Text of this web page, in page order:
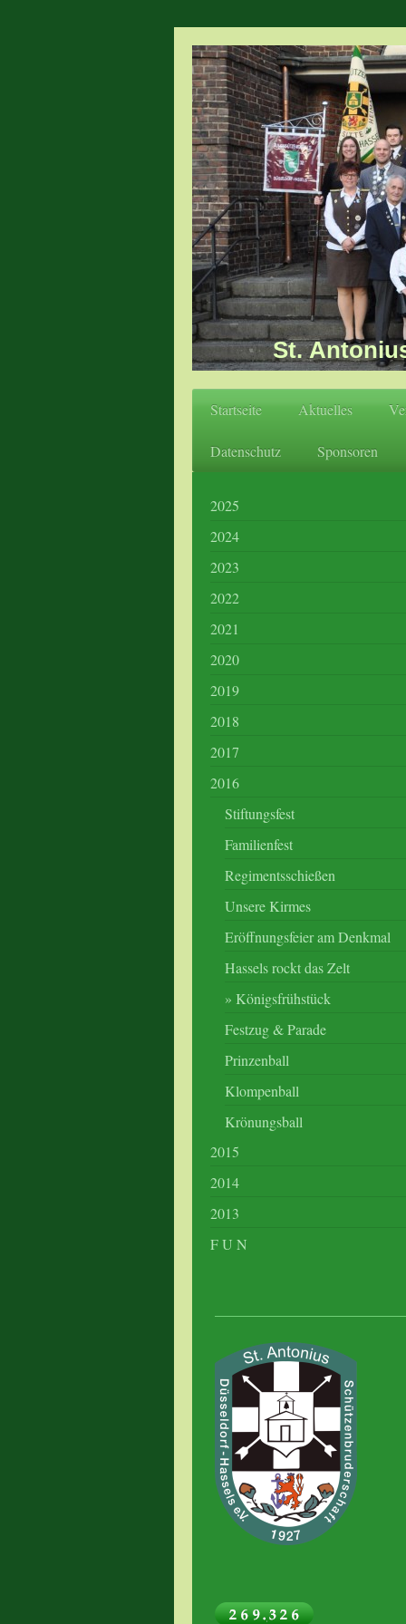
St.
Startseite Aktuelles
Datenschutz Sponsoren
2025
2024
2023
2022
2021
2020
2019
2018
2017
2016
Stiftungsfest
Familienfest
Regimentsschießen
Unsere Kirmes
Eröffnungsfeier am Denkmal
Hassels rockt das Zelt
Königsfrühstück
Festzug & Parade
Prinzenball
Klompenball
Krönungsball
2015
2014
2013
F U N